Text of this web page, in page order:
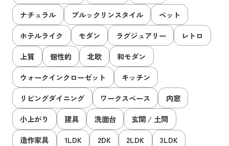
ナチュラル
ブルックリンスタイル
ペット
ホテルライク
モダン ラグジュアリー
レトロ
上質
個性的 北欧
和モダン
ウォークインクローゼット
キッチン
リビングダイニング
ワークスペース
内窓
小上がり
建具 洗面台
玄関 / 土間
造作家具
1LDK 2DK 2LDK
3LDK